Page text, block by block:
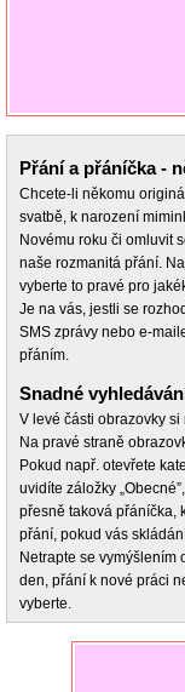
Přání a přáníčka -
Chcete-li někomu
svatbě, k narození
Novému roku či omluvit
naše rozmanitá přání.
vyberte to pravé pro
Je na vás, jestli se
SMS zprávy nebo e-
přáním.
Snadné
V levé části obrazovky
Na pravé straně
Pokud např. otevřete
uvidíte záložky
přesně taková přáníčka,
přání, pokud vás
Netrapte se
den, přání k nové práci
vyberte.